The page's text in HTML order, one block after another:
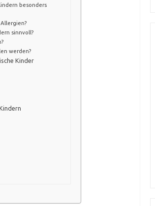
besonders
sinnvoll?
werden?
Kinder